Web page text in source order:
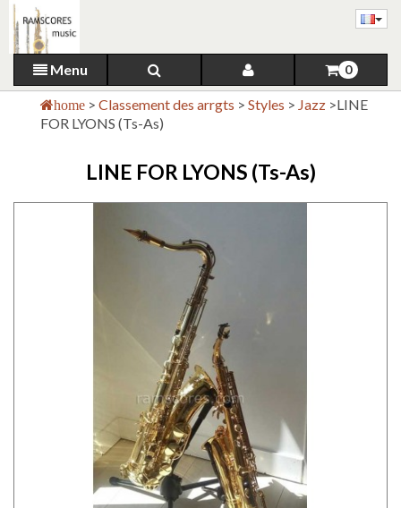
Menu 0
home > Classement des arrgts > Styles > Jazz >LINE
FOR LYONS (Ts-As)
LINE FOR LYONS (Ts-As)